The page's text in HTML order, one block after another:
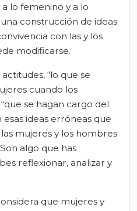
lo femenino y a lo
construcción de ideas
con las y los
modificarse.
“lo que se
cuando los
se hagan cargo del
esas ideas erróneas que
mujeres y los hombres
algo que has
reflexionar, analizar y
que mujeres y